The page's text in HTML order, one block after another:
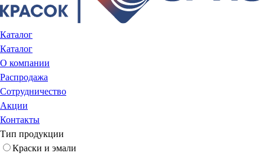
Каталог
Каталог
О компании
Распродажа
Сотрудничество
Акции
Контакты
Тип продукции
Краски и эмали